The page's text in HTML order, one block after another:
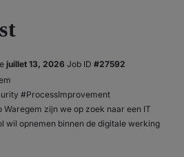
juillet 13, 2026
#27592
#ProcessImprovement
zijn we op zoek naar een IT
wil opnemen binnen de digitale werking